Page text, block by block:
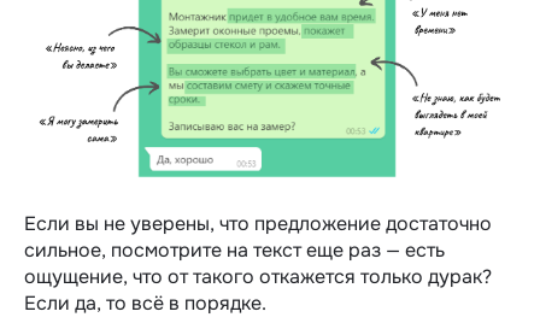
Если вы не уверены, что предложение достаточно
сильное, посмотрите на текст еще раз — есть
ощущение, что от такого откажется только дурак?
Если да, то всё в порядке.